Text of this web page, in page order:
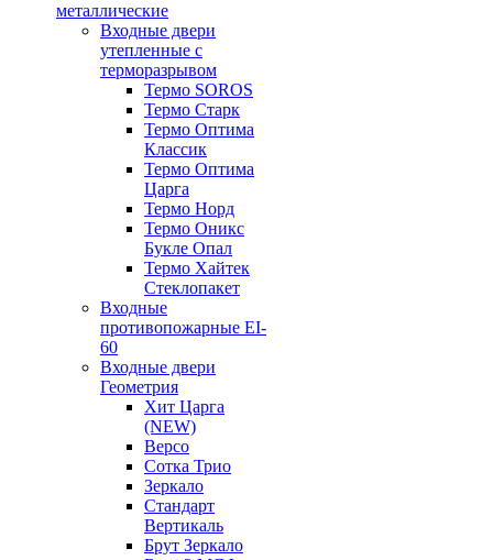
металлические
Входные двери
утепленные с
терморазрывом
Термо SOROS
Термо Старк
Термо Оптима
Классик
Термо Оптима
Царга
Термо Норд
Термо Оникс
Букле Опал
Термо Хайтек
Стеклопакет
Входные
противопожарные EI-
60
Входные двери
Геометрия
Хит Царга
(NEW)
Версо
Сотка Трио
Зеркало
Стандарт
Вертикаль
Брут Зеркало